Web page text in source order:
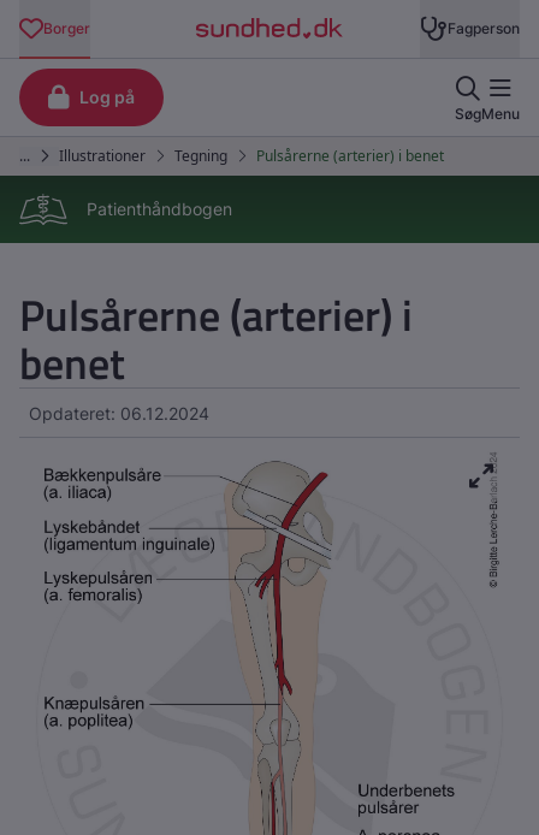
Patienthåndbogen
Pulsårerne (arterier) i
benet
Opdateret: 06.12.2024